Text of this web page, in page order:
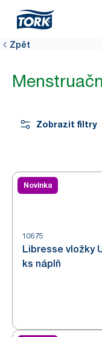
Zpět
Zobrazit filtry
Novinka
10675
Libresse vložky
ks náplň